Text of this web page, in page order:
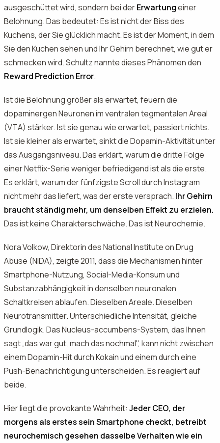
ausgeschüttet wird, sondern bei derErwartungeiner
Belohnung. Das bedeutet: Es ist nicht der Biss des
Kuchens, der Sie glücklich macht. Es ist der Moment, in dem
Sie den Kuchen sehen und Ihr Gehirn berechnet, wie gut er
schmecken wird. Schultz nannte dieses Phänomen den
Reward Prediction Error.
Ist die Belohnung größer als erwartet, feuern die
dopaminergen Neuronen im ventralen tegmentalen Areal
(VTA) stärker. Ist sie genau wie erwartet, passiert nichts.
Ist sie kleiner als erwartet, sinkt die Dopamin-Aktivität unter
das Ausgangsniveau. Das erklärt, warum die dritte Folge
einer Netflix-Serie weniger befriedigend ist als die erste.
Es erklärt, warum der fünfzigste Scroll durch Instagram
nicht mehr das liefert, was der erste versprach. Ihr Gehirn
braucht ständig mehr, um denselben Effekt zu erzielen.
Das ist keine Charakterschwäche. Das ist Neurochemie.
Nora Volkow, Direktorin des National Institute on Drug
Abuse (NIDA), zeigte 2011, dass die Mechanismen hinter
Smartphone-Nutzung, Social-Media-Konsum und
Substanzabhängigkeit in denselben neuronalen
Schaltkreisen ablaufen. Dieselben Areale. Dieselben
Neurotransmitter. Unterschiedliche Intensität, gleiche
Grundlogik. Das Nucleus-accumbens-System, das Ihnen
sagt „das war gut, mach das nochmal", kann nicht zwischen
einem Dopamin-Hit durch Kokain und einem durch eine
Push-Benachrichtigung unterscheiden. Es reagiert auf
beide.
Hier liegt die provokante Wahrheit: Jeder CEO, der
morgens als erstes sein Smartphone checkt, betreibt
neurochemisch gesehen dasselbe Verhalten wie ein